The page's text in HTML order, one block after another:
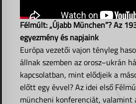
Félmúlt: „Újabb München”? Az
egyezmény és napjaink
Európa vezetői vajon tényleg
állnak szemben az orosz–ukrán
kapcsolatban, mint elődjeik a
előtt egy évvel? Az idei első
müncheni konferenciát, valamint